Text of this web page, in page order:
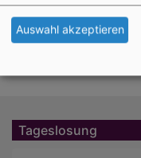
Tageslosung
Auswahl akzeptieren